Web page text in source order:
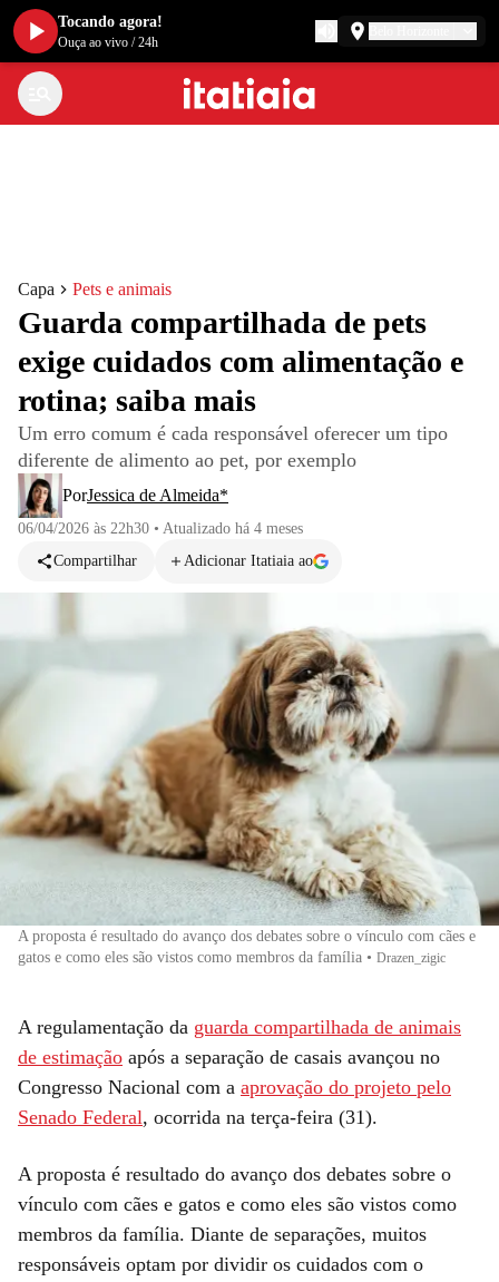
Capa Pets e animais
Guarda compartilhada de pets
exige cuidados com alimentação e
rotina; saiba mais
Um erro comum é cada responsável oferecer um tipo
diferente de alimento ao pet, por exemplo
PorJessica de Almeida*
06/04/2026 às 22h30 • Atualizado há 4 meses
Compartilhar
Adicionar Itatiaia ao
A proposta é resultado do avanço dos debates sobre o vínculo com cães e
gatos e como eles são vistos como membros da família • Drazen_zigic
A regulamentação da guarda compartilhada de animais
de estimação após a separação de casais avançou no
Congresso Nacional com a aprovação do projeto pelo
Senado Federal, ocorrida na terça-feira (31).
A proposta é resultado do avanço dos debates sobre o
vínculo com cães e gatos e como eles são vistos como
membros da família. Diante de separações, muitos
responsáveis optam por dividir os cuidados com o
Tocando agora!
Ouça ao vivo /24h